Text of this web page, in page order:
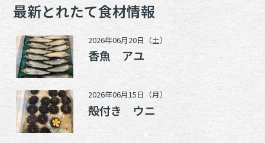
最新とれたて食材情報
2026年06月20日（土）
香魚 アユ
2026年06月15日（月）
殻付き ウニ